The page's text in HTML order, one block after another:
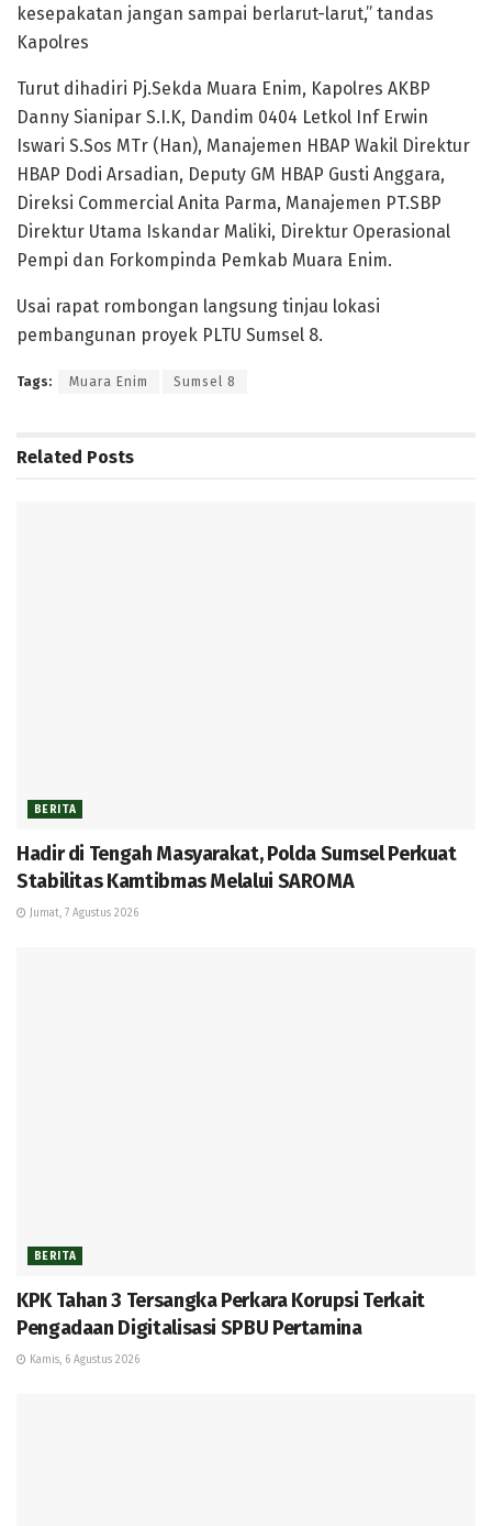
kesepakatan jangan sampai berlarut-larut,” tandas
Kapolres
Turut dihadiri Pj.Sekda Muara Enim, Kapolres AKBP
Danny Sianipar S.I.K, Dandim 0404 Letkol Inf Erwin
Iswari S.Sos MTr (Han), Manajemen HBAP Wakil Direktur
HBAP Dodi Arsadian, Deputy GM HBAP Gusti Anggara,
Direksi Commercial Anita Parma, Manajemen PT.SBP
Direktur Utama Iskandar Maliki, Direktur Operasional
Pempi dan Forkompinda Pemkab Muara Enim.
Usai rapat rombongan langsung tinjau lokasi
pembangunan proyek PLTU Sumsel 8.
Tags: Muara Enim Sumsel 8
Related Posts
BERITA
Hadir di Tengah Masyarakat, Polda Sumsel Perkuat
Stabilitas Kamtibmas Melalui SAROMA
Jumat, 7 Agustus 2026
BERITA
KPK Tahan 3 Tersangka Perkara Korupsi Terkait
Pengadaan Digitalisasi SPBU Pertamina
Kamis, 6 Agustus 2026